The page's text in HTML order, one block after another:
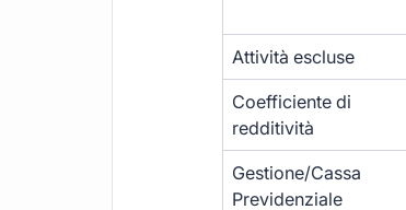
Attività escluse
Coefficiente di
redditività
Gestione/Cassa
Previdenziale